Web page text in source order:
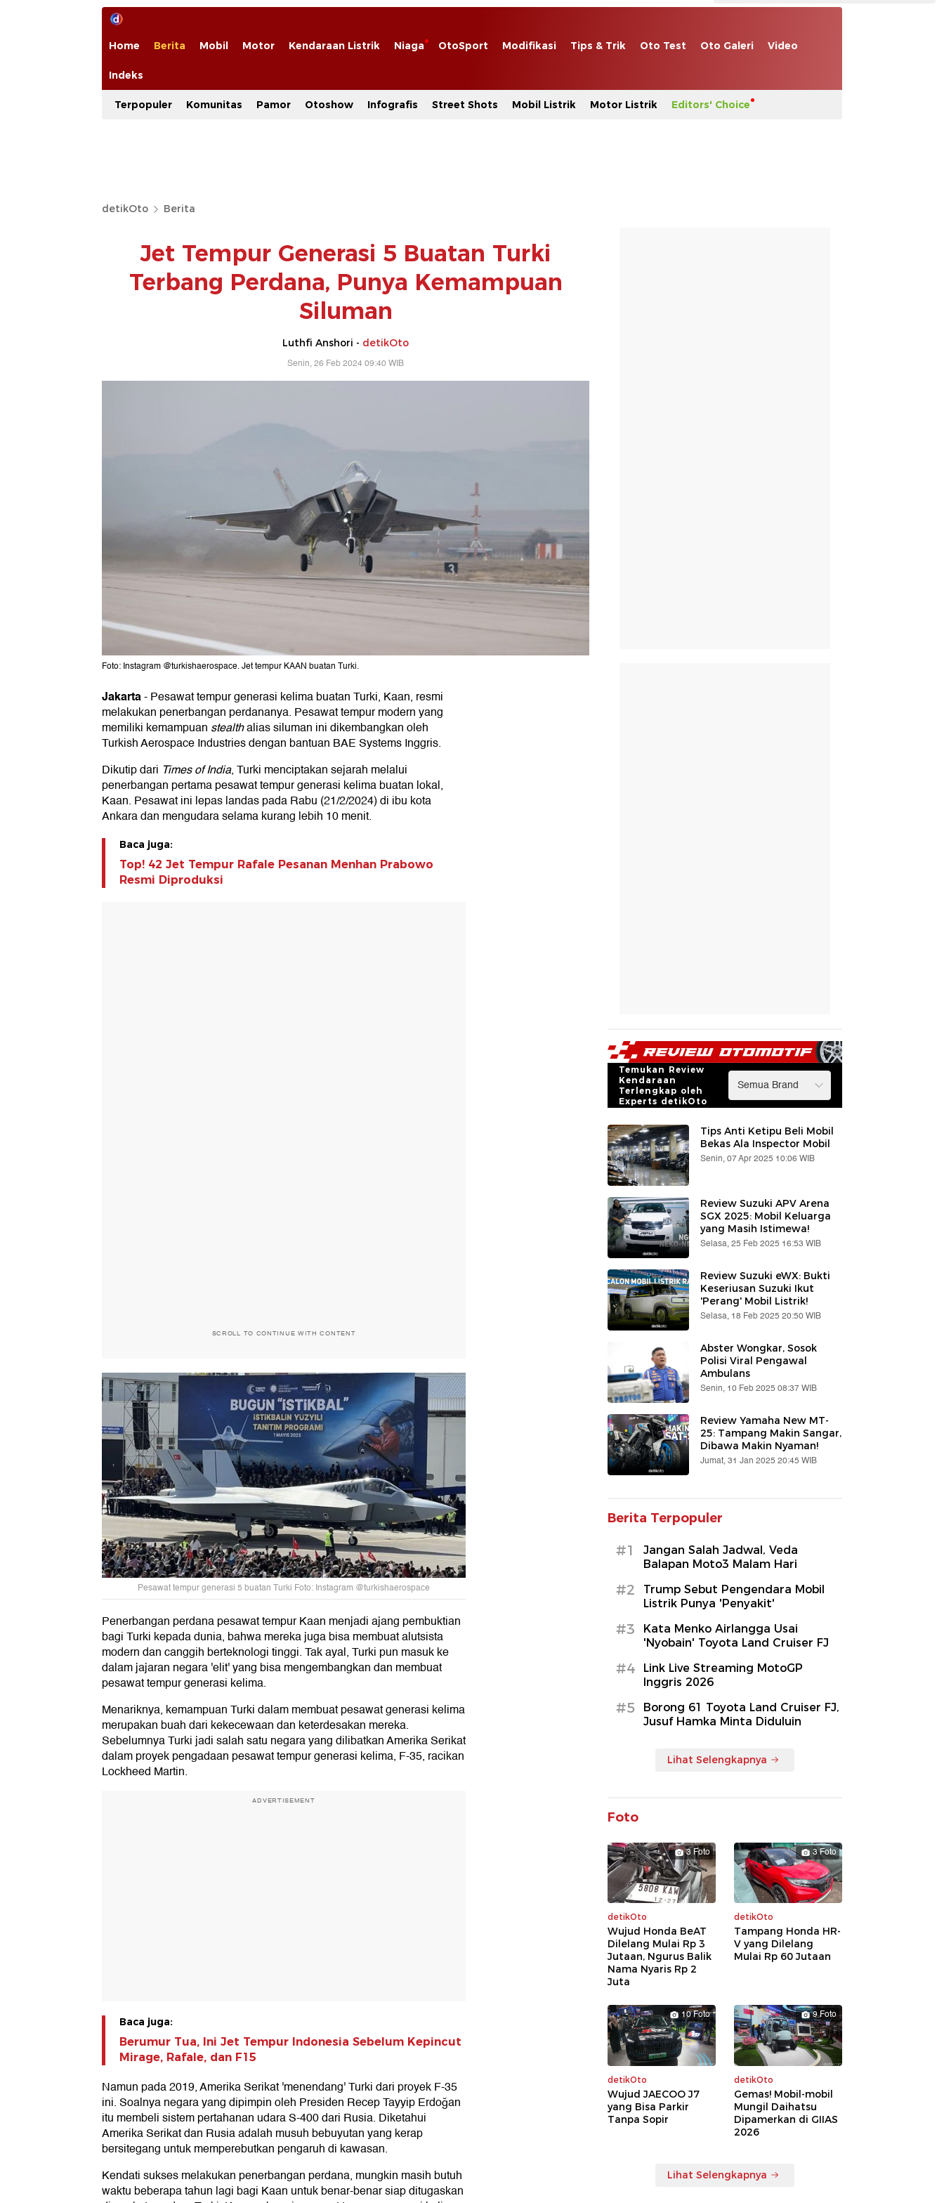
Home Berita Mobil Motor Kendaraan Listrik Niaga OtoSport Modifikasi Tips & Trik Oto Test Oto Galeri Video
Indeks
Terpopuler Komunitas Pamor Otoshow Infografis Street Shots Mobil Listrik Motor Listrik Editors' Choice
detikOto Berita
Jet Tempur Generasi 5 Buatan Turki
Terbang Perdana, Punya Kemampuan
Siluman
Luthfi Anshori - detikOto
Senin, 26 Feb 2024 09:40 WIB
Foto: Instagram @turkishaerospace. Jet tempur KAAN buatan Turki.
Jakarta-Pesawat tempur generasi kelima buatan Turki, Kaan, resmi
melakukan penerbangan perdananya. Pesawat tempur modern yang
memiliki kemampuan stealthalias siluman ini dikembangkan oleh
Turkish Aerospace Industries dengan bantuan BAE Systems Inggris.
Dikutip dari Times of India, Turki menciptakan sejarah melalui
penerbangan pertama pesawat tempur generasi kelima buatan lokal,
Kaan. Pesawat ini lepas landas pada Rabu (21/2/2024) di ibu kota
Ankara dan mengudara selama kurang lebih 10 menit.
Baca juga:
Top! 42 Jet Tempur Rafale Pesanan Menhan Prabowo
Resmi Diproduksi
SCROLL TO CONTINUE WITH CONTENT
Pesawat tempur generasi 5 buatan Turki Foto: Instagram @turkishaerospace
Penerbangan perdana pesawat tempur Kaan menjadi ajang pembuktian
bagi Turki kepada dunia, bahwa mereka juga bisa membuat alutsista
modern dan canggih berteknologi tinggi. Tak ayal, Turki pun masuk ke
dalam jajaran negara 'elit' yang bisa mengembangkan dan membuat
pesawat tempur generasi kelima.
Menariknya, kemampuan Turki dalam membuat pesawat generasi kelima
merupakan buah dari kekecewaan dan keterdesakan mereka.
Sebelumnya Turki jadi salah satu negara yang dilibatkan Amerika Serikat
dalam proyek pengadaan pesawat tempur generasi kelima, F-35, racikan
Lockheed Martin.
ADVERTISEMENT
Baca juga:
Berumur Tua, Ini Jet Tempur Indonesia Sebelum Kepincut
Mirage, Rafale, dan F15
Namun pada 2019, Amerika Serikat 'menendang' Turki dari proyek F-35
ini. Soalnya negara yang dipimpin oleh Presiden Recep Tayyip Erdoğan
itu membeli sistem pertahanan udara S-400 dari Rusia. Diketahui
Amerika Serikat dan Rusia adalah musuh bebuyutan yang kerap
bersitegang untuk memperebutkan pengaruh di kawasan.
Kendati sukses melakukan penerbangan perdana, mungkin masih butuh
waktu beberapa tahun lagi bagi Kaan untuk benar-benar siap ditugaskan
Temukan Review
Kendaraan
Terlengkap oleh
Experts detikOto
Tips Anti Ketipu Beli Mobil
Bekas Ala Inspector Mobil
Senin, 07 Apr 2025 10:06 WIB
Review Suzuki APV Arena
SGX 2025: Mobil Keluarga
yang Masih Istimewa!
Selasa, 25 Feb 2025 16:53 WIB
Review Suzuki eWX: Bukti
Keseriusan Suzuki Ikut
'Perang' Mobil Listrik!
Selasa, 18 Feb 2025 20:50 WIB
Abster Wongkar, Sosok
Polisi Viral Pengawal
Ambulans
Senin, 10 Feb 2025 08:37 WIB
Review Yamaha New MT-
25: Tampang Makin Sangar,
Dibawa Makin Nyaman!
Jumat, 31 Jan 2025 20:45 WIB
Berita Terpopuler
#1
Jangan Salah Jadwal, Veda
Balapan Moto3 Malam Hari
#2
Trump Sebut Pengendara Mobil
Listrik Punya 'Penyakit'
#3
Kata Menko Airlangga Usai
'Nyobain' Toyota Land Cruiser FJ
#4
Link Live Streaming MotoGP
Inggris 2026
#5
Borong 61 Toyota Land Cruiser FJ,
Jusuf Hamka Minta Diduluin
Lihat Selengkapnya
Foto
3 Foto
detikOto
Wujud Honda BeAT
Dilelang Mulai Rp 3
Jutaan, Ngurus Balik
Nama Nyaris Rp 2
Juta
3 Foto
detikOto
Tampang Honda HR-
V yang Dilelang
Mulai Rp 60 Jutaan
10 Foto
detikOto
Wujud JAECOO J7
yang Bisa Parkir
Tanpa Sopir
9 Foto
detikOto
Gemas! Mobil-mobil
Mungil Daihatsu
Dipamerkan di GIIAS
2026
Lihat Selengkapnya